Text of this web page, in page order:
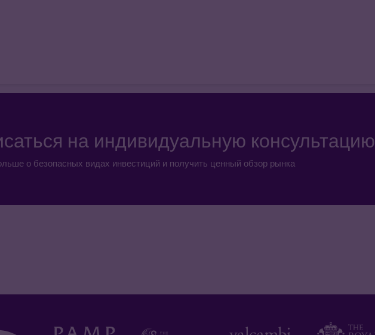
на индивидуальную консультацию
о безопасных видах инвестиций и получить ценный обзор рынка